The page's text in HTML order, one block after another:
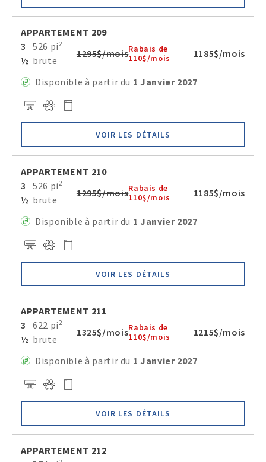
APPARTEMENT 209
3
½
526 pi2
brute
1295$/moisRabais de
110$/mois
1185$/mois
Disponible à partir du 1 Janvier 2027
VOIR LES DÉTAILS
APPARTEMENT 210
3
½
526 pi2
brute
1295$/moisRabais de
110$/mois
1185$/mois
Disponible à partir du 1 Janvier 2027
VOIR LES DÉTAILS
APPARTEMENT 211
3
½
622 pi2
brute
1325$/moisRabais de
110$/mois
1215$/mois
Disponible à partir du 1 Janvier 2027
VOIR LES DÉTAILS
APPARTEMENT 212